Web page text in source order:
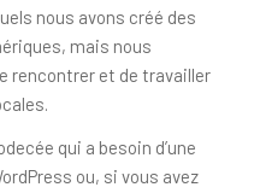
nous avons créé des
mais nous
rencontrer et de travailler
qui a besoin d’une
ou, si vous avez